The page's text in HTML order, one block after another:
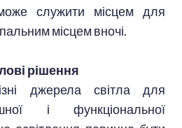
служити місцем для
місцем вночі.
рішення
джерела світла для
і функціональної